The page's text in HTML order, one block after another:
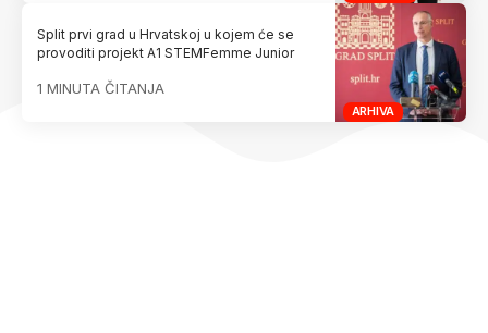
ARHIVA
Split prvi grad u Hrvatskoj u kojem će se
provoditi projekt A1 STEMFemme Junior
1 MINUTA ČITANJA